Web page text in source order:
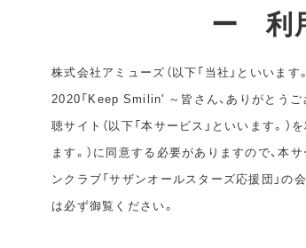
ー 利
株式会社アミューズ（以下「当社」といいま
2020「Keep Smilin' ～皆さん、ありがとう
聴サイト（以下「本サービス」といいます。）
ます。）に同意する必要がありますので、
ンクラブ「サザンオールスターズ応援団」の
は必ず御覧ください。